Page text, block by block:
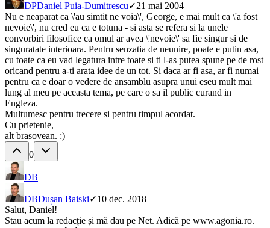
DPDaniel Puia-Dumitrescu✓21 mai 2004
Nu e neaparat ca \'au simtit ne voia\', George, e mai mult ca \'a fost
nevoie\', nu cred eu ca e totuna - si asta se refera si la unele
convorbiri filosofice ca omul ar avea \'nevoie\' sa fie singur si de
singuratate interioara. Pentru senzatia de neunire, poate e putin asa,
cu toate ca eu vad legatura intre toate si ti l-as putea spune pe de rost
oricand pentru a-ti arata idee de un tot. Si daca ar fi asa, ar fi numai
pentru ca e doar o vedere de ansamblu asupra unui eseu mult mai
lung al meu pe aceasta tema, pe care o sa il public curand in
Engleza.
Multumesc pentru trecere si pentru timpul acordat.
Cu prietenie,
alt brasovean. :)
0
DB
DBDușan Baiski✓10 dec. 2018
Salut, Daniel!
Stau acum la redacție și mă dau pe Net. Adică pe www.agonia.ro.